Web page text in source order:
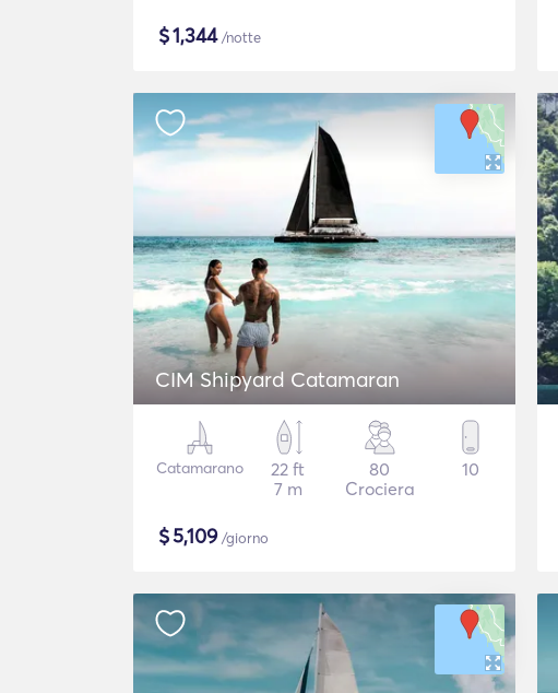
$1,344/notte
CIM Shipyard Catamaran
Catamarano
22 ft
7 m
80
Crociera
10
$5,109/giorno